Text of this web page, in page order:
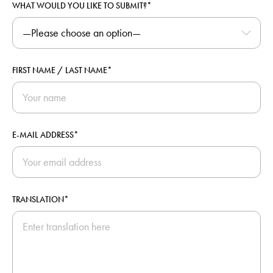
WHAT WOULD YOU LIKE TO SUBMIT?*
FIRST NAME / LAST NAME*
E-MAIL ADDRESS*
TRANSLATION*